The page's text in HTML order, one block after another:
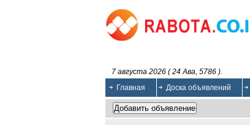
7 августа 2026 ( 24 Ава, 5786 ).
Главная
Доска объявлений